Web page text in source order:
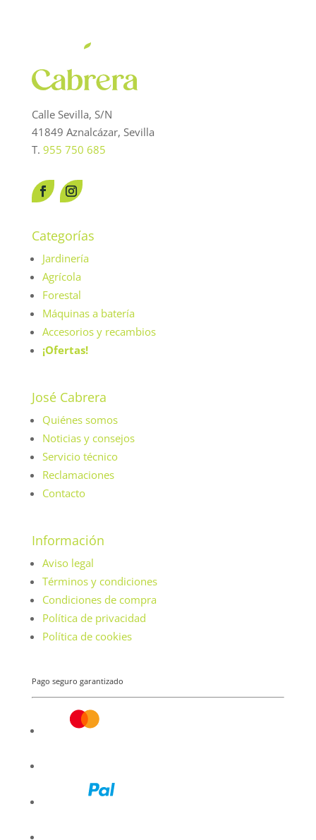
Calle Sevilla, S/N
41849 Aznalcázar, Sevilla
T. 955 750 685
Categorías
Jardinería
Agrícola
Forestal
Máquinas a batería
Accesorios y recambios
¡Ofertas!
José Cabrera
Quiénes somos
Noticias y consejos
Servicio técnico
Reclamaciones
Contacto
Información
Aviso legal
Términos y condiciones
Condiciones de compra
Política de privacidad
Política de cookies
Pago seguro garantizado